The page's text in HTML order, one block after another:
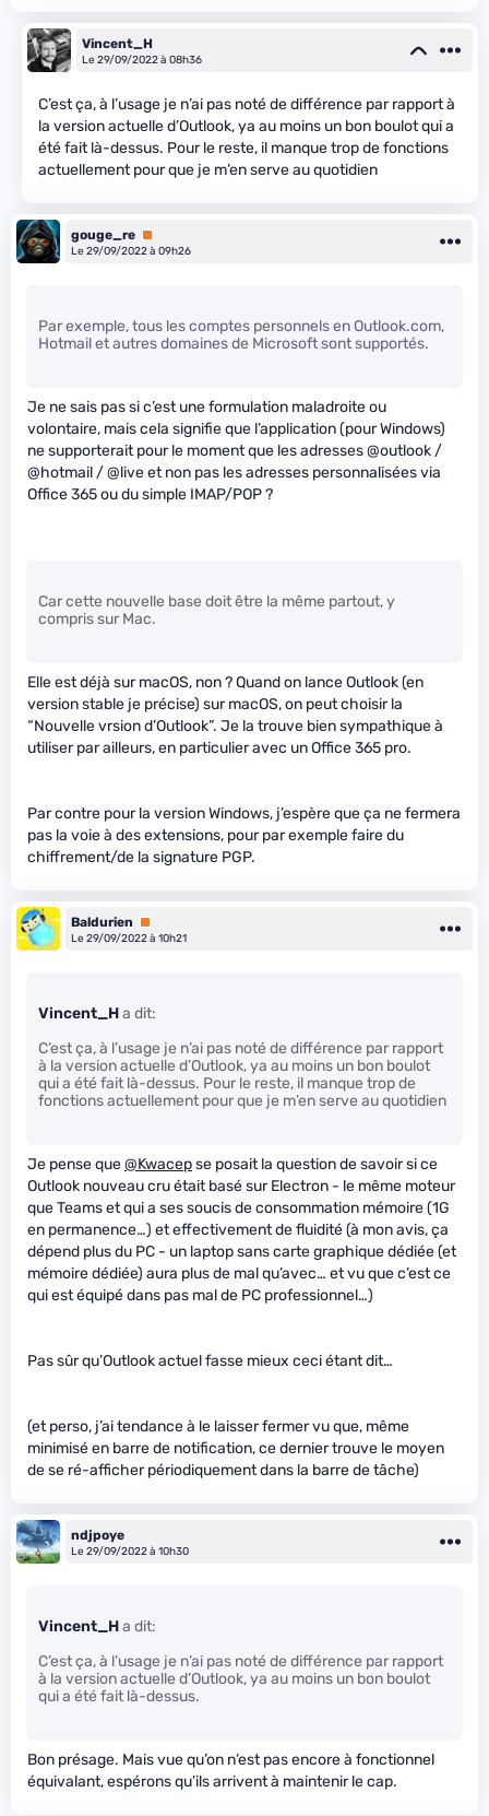
Vincent_H
Le 29/09/2022 à 08h36
C’est ça, à l’usage je n’ai pas noté de différence par rapport à
la version actuelle d’Outlook, ya au moins un bon boulot qui a
été fait là-dessus. Pour le reste, il manque trop de fonctions
actuellement pour que je m’en serve au quotidien
gouge_re Premium
Le 29/09/2022 à 09h26
Par exemple, tous les comptes personnels en Outlook.com,
Hotmail et autres domaines de Microsoft sont supportés.
Je ne sais pas si c’est une formulation maladroite ou
volontaire, mais cela signifie que l’application (pour Windows)
ne supporterait pour le moment que les adresses @outlook /
@hotmail / @live et non pas les adresses personnalisées via
Office 365 ou du simple IMAP/POP ?
Car cette nouvelle base doit être la même partout, y
compris sur Mac.
Elle est déjà sur macOS, non ? Quand on lance Outlook (en
version stable je précise) sur macOS, on peut choisir la
“Nouvelle vrsion d’Outlook”. Je la trouve bien sympathique à
utiliser par ailleurs, en particulier avec un Office 365 pro.
Par contre pour la version Windows, j’espère que ça ne fermera
pas la voie à des extensions, pour par exemple faire du
chiffrement/de la signature PGP.
Baldurien
Premium
Le 29/09/2022 à 10h21
Vincent_Ha dit:
C’est ça, à l’usage je n’ai pas noté de différence par rapport
à la version actuelle d’Outlook, ya au moins un bon boulot
qui a été fait là-dessus. Pour le reste, il manque trop de
fonctions actuellement pour que je m’en serve au quotidien
Je pense que@Kwacepse posait la question de savoir si ce
Outlook nouveau cru était basé sur Electron - le même moteur
que Teams et qui a ses soucis de consommation mémoire (1G
en permanence…) et effectivement de fluidité (à mon avis, ça
dépend plus du PC - un laptop sans carte graphique dédiée (et
mémoire dédiée) aura plus de mal qu’avec… et vu que c’est ce
qui est équipé dans pas mal de PC professionnel…)
Pas sûr qu’Outlook actuel fasse mieux ceci étant dit…
(et perso, j’ai tendance à le laisser fermer vu que, même
minimisé en barre de notification, ce dernier trouve le moyen
de se ré-afficher périodiquement dans la barre de tâche)
ndjpoye
Le 29/09/2022 à 10h30
Vincent_Ha dit:
C’est ça, à l’usage je n’ai pas noté de différence par rapport
à la version actuelle d’Outlook, ya au moins un bon boulot
qui a été fait là-dessus.
Bon présage. Mais vue qu’on n’est pas encore à fonctionnel
équivalant, espérons qu’ils arrivent à maintenir le cap.